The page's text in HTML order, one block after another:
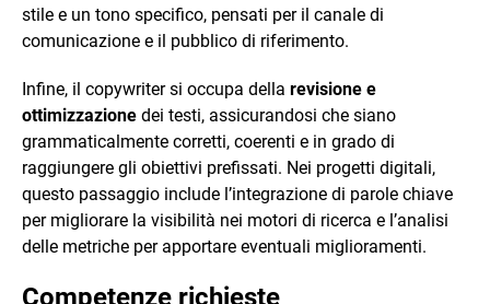
stile e un tono specifico, pensati per il canale di
comunicazione e il pubblico di riferimento.
Infine, il copywriter si occupa della revisione e
ottimizzazione dei testi, assicurandosi che siano
grammaticalmente corretti, coerenti e in grado di
raggiungere gli obiettivi prefissati. Nei progetti digitali,
questo passaggio include l’integrazione di parole chiave
per migliorare la visibilità nei motori di ricerca e l’analisi
delle metriche per apportare eventuali miglioramenti.
Competenze richieste